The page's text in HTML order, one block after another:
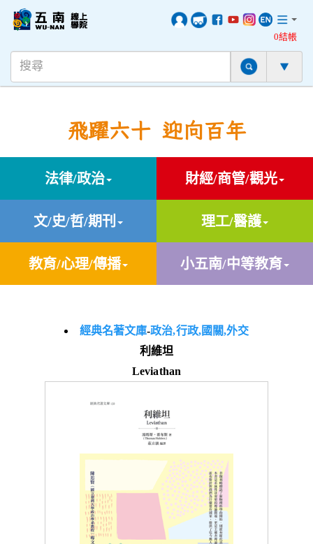
0結帳
飛躍六十 迎向百年
法律/政治 財經/商管/觀光
文/史/哲/期刊 理工/醫護
教育/心理/傳播 小五南/中等教育
經典名著文庫-政治,行政,國關,外交
利維坦
Leviathan